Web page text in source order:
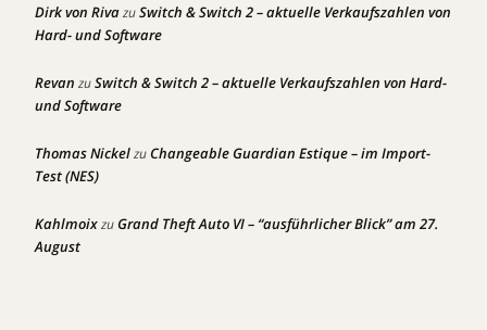
Dirk von RivazuSwitch & Switch 2 – aktuelle Verkaufszahlen von
Hard- und Software
Revan zuSwitch & Switch 2 – aktuelle Verkaufszahlen von Hard-
und Software
Thomas NickelzuChangeable Guardian Estique – im Import-
Test (NES)
KahlmoixzuGrand Theft Auto VI – “ausführlicher Blick” am 27.
August